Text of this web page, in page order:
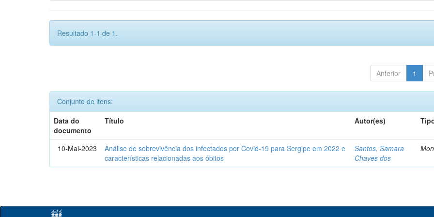
Resultado 1-1 de 1.
Anterior 1
Conjunto de itens:
Data do
documento
Título Autor(es)
10-Mai-2023
Análise de sobrevivência dos infectados por Covid-19 para Sergipe em 2022 e
características relacionadas aos óbitos
Santos, Samara
Chaves dos